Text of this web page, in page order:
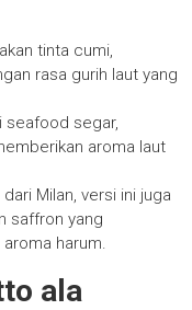
tinta cumi,
rasa gurih laut yang
seafood segar,
aroma laut
Milan, versi ini juga
saffron yang
harum.
ala